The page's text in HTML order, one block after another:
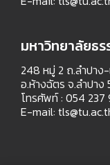
มหาวิทยาลัยธ
248 หมู่ 2 ถ.ลำปาง
อ.ห้างฉัตร จ.ลำปาง
โทรศัพท์ : 054 237
E-mail: